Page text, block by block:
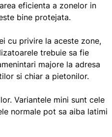
eficienta a zonelor in
bine protejata.
cu privire la aceste zone,
trebuie sa fie
majore la adresa
si chiar a pietonilor.
Variantele mini sunt cele
normale pot sa aiba latimi